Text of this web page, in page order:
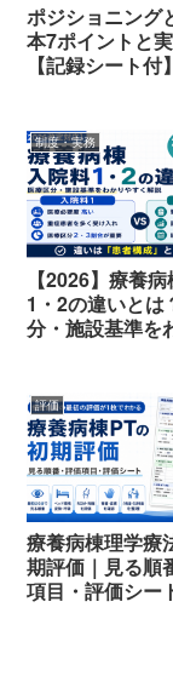
ポジショニング
本7ポイントと
【記録シート付】
制度・実務
【2026】療養
1・2の違いとは
分・施設基準を
評価
療養病棟理学療
期評価｜見る順
項目・評価シー